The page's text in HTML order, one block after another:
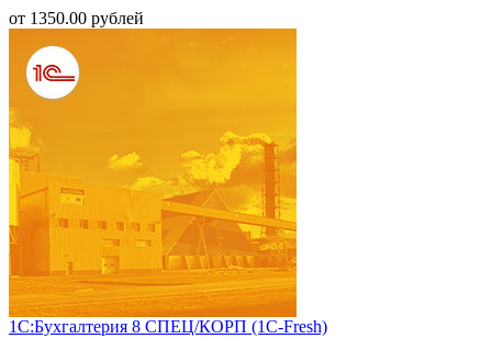
от 1350.00 рублей
1С:Бухгалтерия 8 СПЕЦ/КОРП (1С-Fresh)